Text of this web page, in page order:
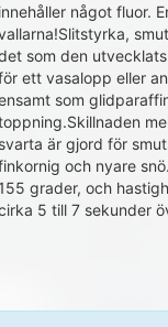
innehåller något fluor.
som den
ett vasalopp eller
som
svarta är gjord för
och nyare
155 grader, och
5 till 7 sekunder